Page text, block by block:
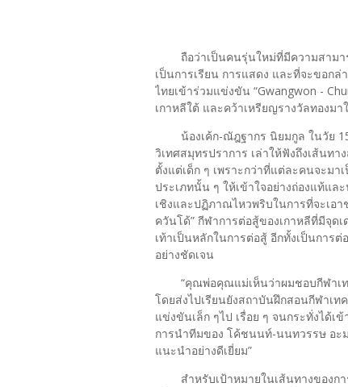
ถือว่าเป็นคนรุ่นใหม่ที่มีความสาม
เป็นการเรียน การแสดง และที่จะขอกล่
ไทยเข้าร่วมแข่งขัน “Gwangwon -
เกาหลีใต้ และคว้าเหรียญรางวัลทองม
น้องเค้ก-ณัฎฐากร นิยมกูล ในวัย
วิเทศสมุทรปราการ เล่าให้ฟังถึงเส้นท
ตั้งแต่เด็ก ๆ เพราะกว่าที่แต่ละคนจะม
ประเภทนั้น ๆ ให้เข้าใจอย่างถ่องแท้แ
เชิงและปฏิภาณไหวพริบในการที่จะเอ
ควันโด้” กีฬาการต่อสู้ของเกาหลีที่มีจุด
เท้าเป็นหลักในการต่อสู้ อีกทั้งเป็นการ
อย่างชัดเจน
“คุณพ่อคุณแม่เห็นว่าผมชอบกีฬาเ
โดยส่งไปเรียนยังสถาบันฝึกสอนกีฬาเ
แข่งขันเล็ก ๆไป เรื่อย ๆ จนกระทั่งได้เ
การนำทีมของ โค้ชนนท์-นนทวรรษ อะ
แนะนำอย่างดีเยี่ยม”
สำหรับเป้าหมายในเส้นทางของ